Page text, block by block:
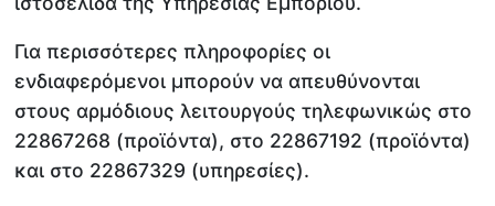
Για περισσότερες πληροφορίες οι
ενδιαφερόμενοι μπορούν να απευθύνονται
στους αρμόδιους λειτουργούς τηλεφωνικώς στο
22867268 (προϊόντα), στο 22867192 (προϊόντα)
και στο 22867329 (υπηρεσίες).